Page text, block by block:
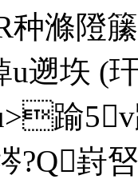
种滌隥
遡垁 (玕
踰5v
?Q